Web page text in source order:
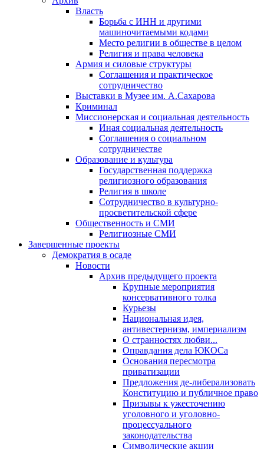
Власть
Борьба с ИНН и другими
машиночитаемыми кодами
Место религии в обществе в целом
Религия и права человека
Армия и силовые структуры
Соглашения и практическое
сотрудничество
Выставки в Музее им. А.Сахарова
Криминал
Миссионерская и социальная деятельность
Иная социальная деятельность
Соглашения о социальном
сотрудничестве
Образование и культура
Государственная поддержка
религиозного образования
Религия в школе
Сотрудничество в культурно-
просветительской сфере
Общественность и СМИ
Религиозные СМИ
Завершенные проекты
Демократия в осаде
Новости
Архив предыдущего проекта
Крупные мероприятия
консервативного толка
Курьезы
Национальная идея,
антивестернизм, империализм
О странностях любви...
Оправдания дела ЮКОСа
Основания пересмотра
приватизации
Предложения де-либерализовать
Конституцию и публичное право
Призывы к ужесточению
уголовного и уголовно-
процессуального
законодательства
Символические акции